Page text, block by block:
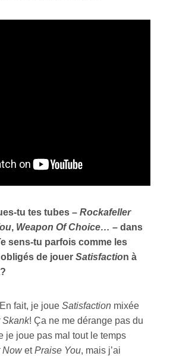
tu tes tubes – Rockafeller
, Weapon Of Choice… – dans
sens-tu parfois comme les
de jouer Satisfaction à
fait, je joue Satisfaction mixée
Skank! Ça ne me dérange pas du
je joue pas mal tout le temps
NowetPraise You, mais j’ai